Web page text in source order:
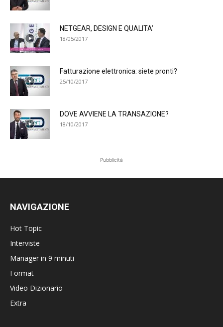
NETGEAR, DESIGN E QUALITA’
18/05/2017
Fatturazione elettronica: siete pronti?
25/10/2017
DOVE AVVIENE LA TRANSAZIONE?
18/10/2017
Pubblicità
NAVIGAZIONE
Hot Topic
Interviste
Manager in 9 minuti
Format
Video Dizionario
Extra